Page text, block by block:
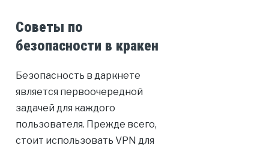
Советы по
безопасности в кракен
Безопасность в даркнете
является первоочередной
задачей для каждого
пользователя. Прежде всего,
стоит использовать VPN для